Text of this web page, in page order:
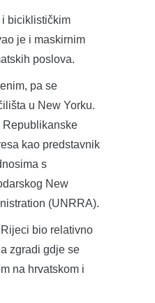
i biciklističkim
je i maskirnim
poslova.
pa se
u New Yorku.
Republikanske
kao predstavnik
s
New
(UNRRA).
bio relativno
zgradi gdje se
na hrvatskom i